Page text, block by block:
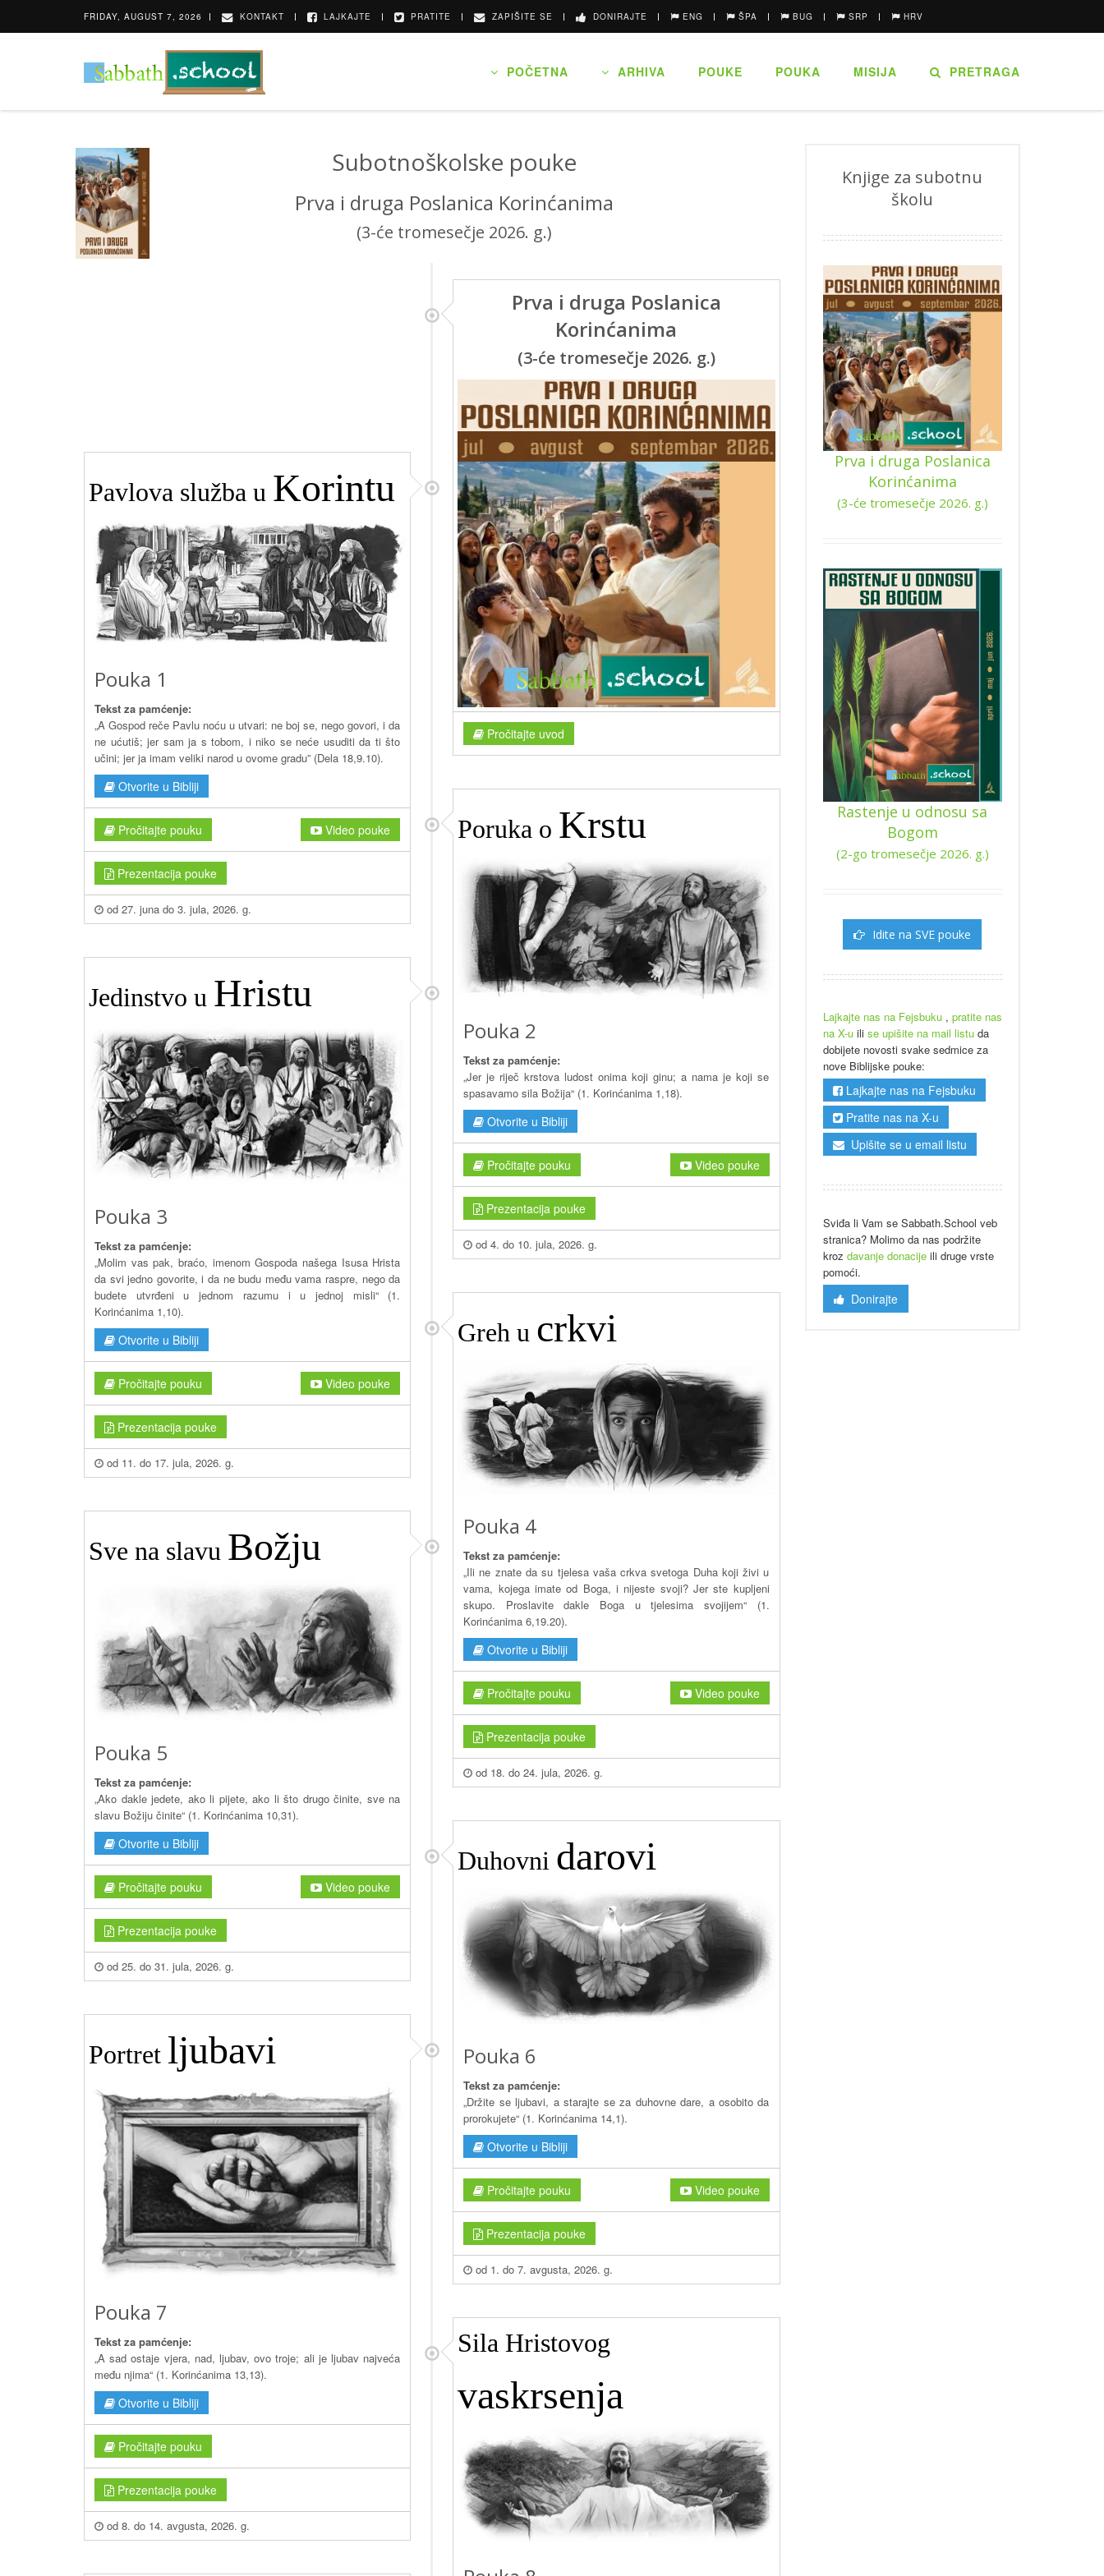
FRIDAY, AUGUST 7, 2026 KONTAKT LAJKAJTE PRATITE ZAPIŠITE SE DONIRAJTE ENG ŠPA BUG SRP HRV
POČETNA ARHIVA POUKE POUKA MISIJA PRETRAGA
Subotnoškolske pouke
Prva i druga Poslanica Korinćanima
(3-će tromesečje 2026. g.)
Prva i druga Poslanica
Korinćanima
(3-će tromesečje 2026. g.)
Pročitajte uvod
Pavlova služba u Korintu
Pouka 1
Tekst za pamćenje:
„A Gospod reče Pavlu noću u utvari: ne boj se, nego govori, i da
ne ućutiš; jer sam ja s tobom, i niko se neće usuditi da ti što
učini; jer ja imam veliki narod u ovome gradu” (Dela 18,9.10).
Otvorite u Bibliji
Pročitajte pouku Video pouke
Prezentacija pouke
od 27. juna do 3. jula, 2026. g.
Poruka o Krstu
Pouka 2
Tekst za pamćenje:
„Jer je riječ krstova ludost onima koji ginu; a nama je koji se
spasavamo sila Božija“ (1. Korinćanima 1,18).
Otvorite u Bibliji
Pročitajte pouku Video pouke
Prezentacija pouke
od 4. do 10. jula, 2026. g.
Jedinstvo u Hristu
Pouka 3
Tekst za pamćenje:
„Molim vas pak, braćo, imenom Gospoda našega Isusa Hrista
da svi jedno govorite, i da ne budu među vama raspre, nego da
budete utvrđeni u jednom razumu i u jednoj misli“ (1.
Korinćanima 1,10).
Otvorite u Bibliji
Pročitajte pouku Video pouke
Prezentacija pouke
od 11. do 17. jula, 2026. g.
Greh u crkvi
Pouka 4
Tekst za pamćenje:
„Ili ne znate da su tjelesa vaša crkva svetoga Duha koji živi u
vama, kojega imate od Boga, i nijeste svoji? Jer ste kupljeni
skupo. Proslavite dakle Boga u tjelesima svojijem“ (1.
Korinćanima 6,19.20).
Otvorite u Bibliji
Pročitajte pouku Video pouke
Prezentacija pouke
od 18. do 24. jula, 2026. g.
Sve na slavu Božju
Pouka 5
Tekst za pamćenje:
„Ako dakle jedete, ako li pijete, ako li što drugo činite, sve na
slavu Božiju činite“ (1. Korinćanima 10,31).
Otvorite u Bibliji
Pročitajte pouku Video pouke
Prezentacija pouke
od 25. do 31. jula, 2026. g.
Duhovni darovi
Pouka 6
Tekst za pamćenje:
„Držite se ljubavi, a starajte se za duhovne dare, a osobito da
prorokujete“ (1. Korinćanima 14,1).
Otvorite u Bibliji
Pročitajte pouku Video pouke
Prezentacija pouke
od 1. do 7. avgusta, 2026. g.
Portret ljubavi
Pouka 7
Tekst za pamćenje:
„A sad ostaje vjera, nad, ljubav, ovo troje; ali je ljubav najveća
među njima“ (1. Korinćanima 13,13).
Otvorite u Bibliji
Pročitajte pouku
Prezentacija pouke
od 8. do 14. avgusta, 2026. g.
Sila Hristovog
vaskrsenja
Knjige za subotnu
školu
Prva i druga Poslanica
Korinćanima
(3-će tromesečje 2026. g.)
Rastenje u odnosu sa
Bogom
(2-go tromesečje 2026. g.)
Idite na SVE pouke
Lajkajte nas na Fejsbuku , pratite nas
na X-u ili se upišite na mail listuda
dobijete novosti svake sedmice za
nove Biblijske pouke:
Lajkajte nas na Fejsbuku
Pratite nas na X-u
Upišite se u email listu
Sviđa li Vam se Sabbath.School veb
stranica? Molimo da nas podržite
kroz davanje donacijeili druge vrste
pomoći.
Donirajte